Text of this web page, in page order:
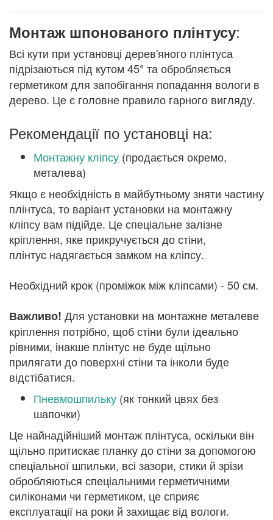
Монтаж шпонованого плінтусу:
Всі кути при установці дерев'яного плінтуса
підрізаються під кутом 45°та обробляється
герметиком для запобігання попадання вологи в
дерево. Це є головне правило гарного вигляду.
Рекомендації по установці на:
Монтажну кліпсу (продається окремо,
металева)
Якщо є необхідність в майбутньому зняти частину
плінтуса, то варіант установки на монтажну
кліпсу вам підійде. Це спеціальне залізне
кріплення, яке прикручується до стіни,
плінтус надягається замком на кліпсу.
Необхідний крок (проміжок між кліпсами) - 50 см.
Важливо! Для установки на монтажне металеве
кріплення потрібно, щоб стіни були ідеально
рівними, інакше плінтус не буде щільно
прилягати до поверхні стіни та інколи буде
відстібатися.
Пневмошпильку (як тонкий цвях без
шапочки)
Це найнадійніший монтаж плінтуса, оскільки він
щільно притискає планку до стіни за допомогою
спеціальної шпильки, всі зазори, стики й зрізи
обробляються спеціальними герметичними
силіконами чи герметиком, це сприяє
експлуатації на роки й захищає від вологи.